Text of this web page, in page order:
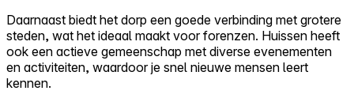
Daarnaast biedt het dorp een goede verbinding met grotere
steden, wat het ideaal maakt voor forenzen. Huissen heeft
ook een actieve gemeenschap met diverse evenementen
en activiteiten, waardoor je snel nieuwe mensen leert
kennen.